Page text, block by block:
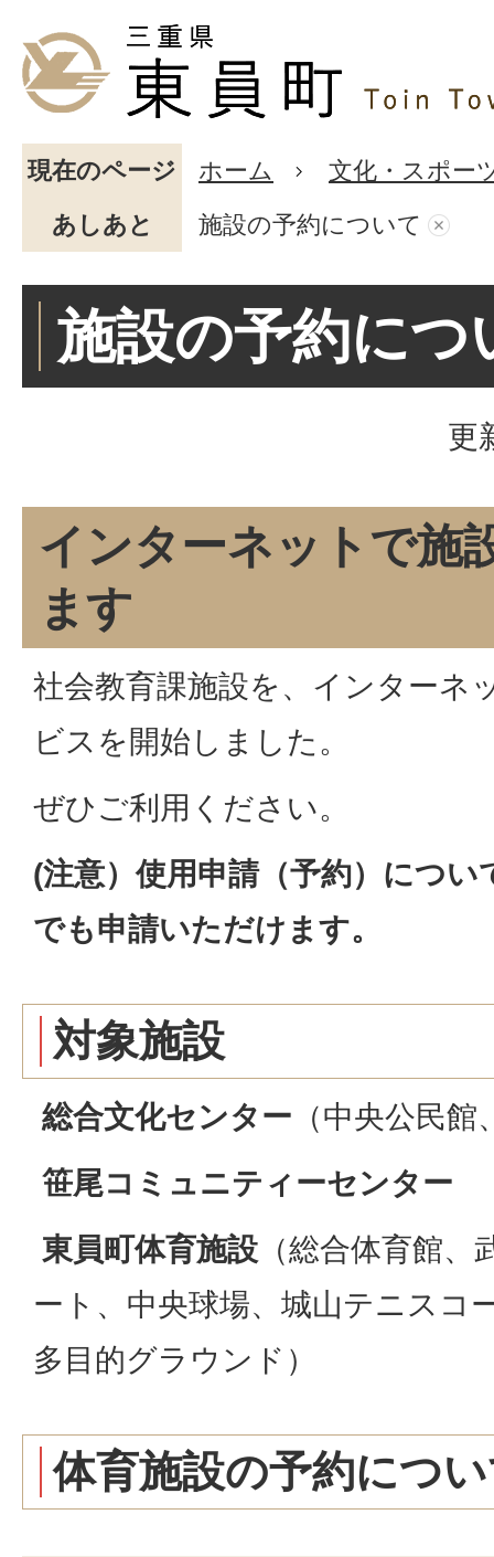
現在のページ ホーム
文化・スポー
あしあと
施設の予約について
施設の予約につ
更
インターネットで施
ます
社会教育課施設を、インターネ
ビスを開始しました。
ぜひご利用ください。
(注意）使用申請（予約）につ
でも申請いただけます。
対象施設
総合文化センター （中央公民
笹尾コミュニティーセンター
東員町体育施設 （総合体育館
ート、中央球場、城山テニスコ
多目的グラウンド）
体育施設の予約につ